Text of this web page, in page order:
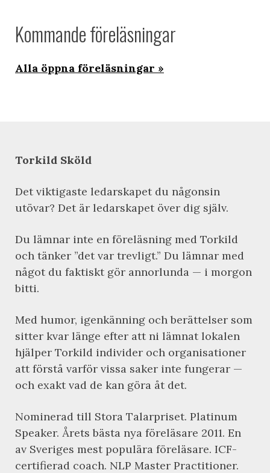
Kommande föreläsningar
Alla öppna föreläsningar
Torkild Sköld
Det viktigaste ledarskapet du någonsin
utövar? Det är ledarskapet över dig själv.
Du lämnar inte en föreläsning med Torkild
och tänker ”det var trevligt.” Du lämnar med
något du faktiskt gör annorlunda — i morgon
bitti.
Med humor, igenkänning och berättelser som
sitter kvar länge efter att ni lämnat lokalen
hjälper Torkild individer och organisationer
att förstå varför vissa saker inte fungerar —
och exakt vad de kan göra åt det.
Nominerad till Stora Talarpriset. Platinum
Speaker. Årets bästa nya föreläsare 2011. En
av Sveriges mest populära föreläsare. ICF-
certifierad coach. NLP Master Practitioner.